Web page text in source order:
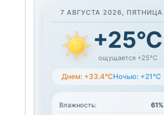
7 АВГУСТА 2026, ПЯТНИЦА
+25°C
ощущается +25°C
Днем: +33.4°CНочью: +21°C
Влажность:
61%